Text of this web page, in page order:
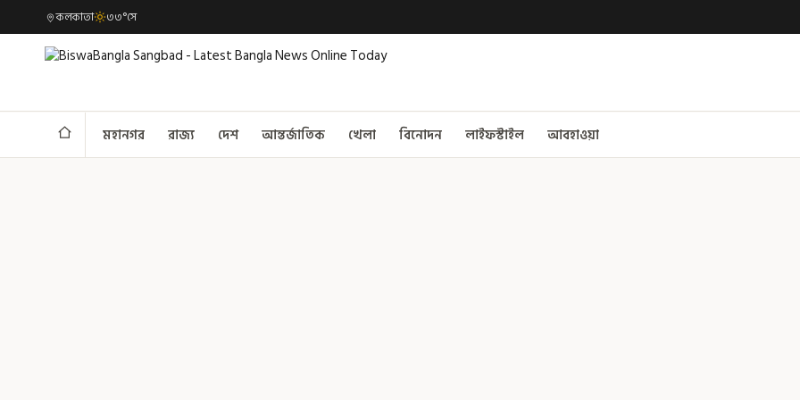
কলকাতা ৩৩°সে
মহানগর রাজ্য দেশ আন্তর্জাতিক খেলা বিনোদন লাইফস্টাইল আবহাওয়া